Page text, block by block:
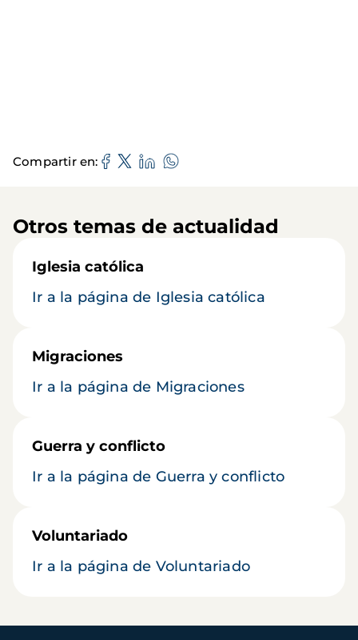
Compartir en
Otros temas de actualidad
Iglesia católica
Ir a la página de Iglesia católica
Migraciones
Ir a la página de Migraciones
Guerra y conflicto
Ir a la página de Guerra y conflicto
Voluntariado
Ir a la página de Voluntariado